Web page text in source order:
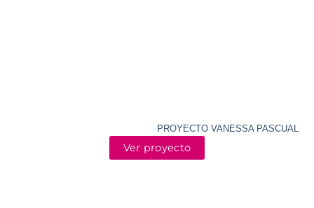
PROYECTO VANESSA PASCUAL
Ver proyecto